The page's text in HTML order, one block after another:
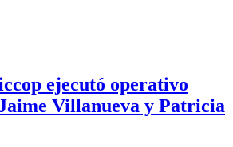
ejecutó operativo
Villanueva y Patricia